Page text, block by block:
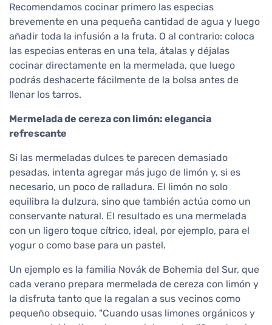
Recomendamos cocinar primero las especias
brevemente en una pequeña cantidad de agua y luego
añadir toda la infusión a la fruta. O al contrario: coloca
las especias enteras en una tela, átalas y déjalas
cocinar directamente en la mermelada, que luego
podrás deshacerte fácilmente de la bolsa antes de
llenar los tarros.
Mermelada de cereza con limón: elegancia
refrescante
Si las mermeladas dulces te parecen demasiado
pesadas, intenta agregar más jugo de limón y, si es
necesario, un poco de ralladura. El limón no solo
equilibra la dulzura, sino que también actúa como un
conservante natural. El resultado es una mermelada
con un ligero toque cítrico, ideal, por ejemplo, para el
yogur o como base para un pastel.
Un ejemplo es la familia Novák de Bohemia del Sur, que
cada verano prepara mermelada de cereza con limón y
la disfruta tanto que la regalan a sus vecinos como
pequeño obsequio. "Cuando usas limones orgánicos y